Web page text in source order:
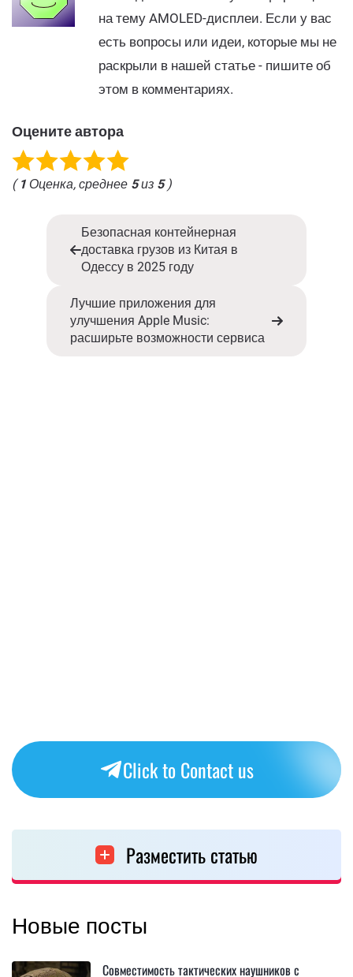
на тему AMOLED-дисплеи. Если у вас
есть вопросы или идеи, которые мы не
раскрыли в нашей статье - пишите об
этом в комментариях.
Оцените автора
( 1 Оценка, среднее 5из 5)
Безопасная контейнерная
доставка грузов из Китая в
Одессу в 2025 году
Лучшие приложения для
улучшения Apple Music:
расширьте возможности сервиса
Click to Contact us
Разместить статью
Новые посты
Совместимость тактических наушников с